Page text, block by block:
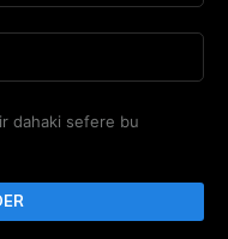
dahaki sefere bu